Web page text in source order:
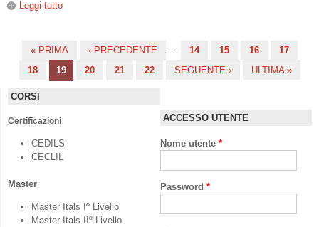
Leggi tutto
Pagine
« PRIMA ‹ PRECEDENTE 14 15 16
17
18
19 20 21 22 SEGUENTE › ULTIMA »
CORSI
Certificazioni
CEDILS
CECLIL
Master
Master Itals Iº Livello
Master Itals IIº Livello
ACCESSO UTENTE
Nome utente *
Password *